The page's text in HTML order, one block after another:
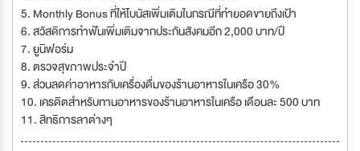
5. Monthly Bonus ที่ให้โบนัสเพิ่มเติมในกรณีที่ทำยอดขายถึงเป้า
6. สวัสดิการทำฟันเพิ่มเติมจากประกันสังคมอีก 2,000 บาท/ปี
7. ยูนิฟอร์ม
8. ตรวจสุขภาพประจำปี
9. ส่วนลดค่าอาหารกับเครื่องดื่มของร้านอาหารในเครือ 30%
10. เครดิตสำหรับทานอาหารของร้านอาหารในเครือ เดือนละ 500 บาท
11. สิทธิการลาต่างๆ